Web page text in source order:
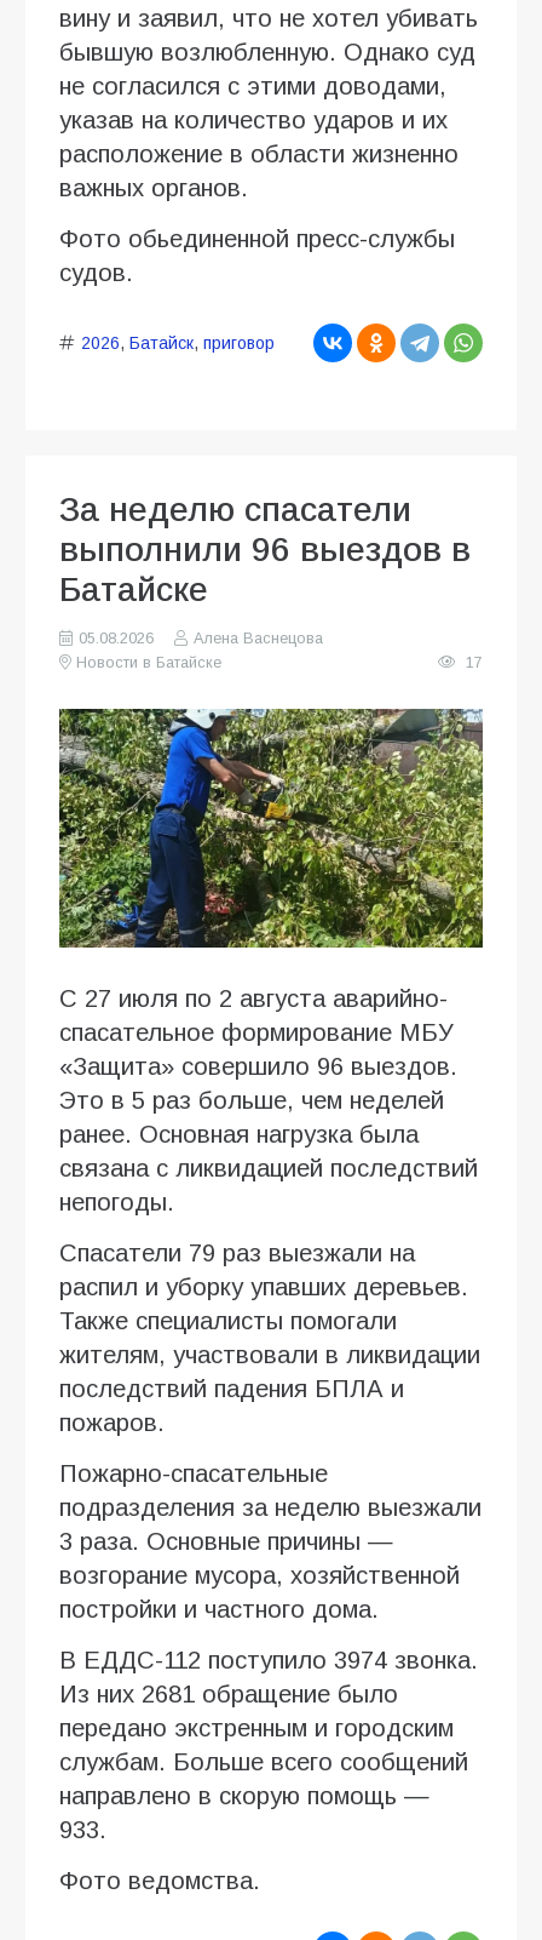
вину и заявил, что не хотел убивать
бывшую возлюбленную. Однако суд
не согласился с этими доводами,
указав на количество ударов и их
расположение в области жизненно
важных органов.
Фото обьединенной пресс-службы
судов.
2026, Батайск, приговор
За неделю спасатели
выполнили 96 выездов в
Батайске
05.08.2026
Алена Васнецова
Новости в Батайске
17
С 27 июля по 2 августа аварийно-
спасательное формирование МБУ
«Защита» совершило 96 выездов.
Это в 5 раз больше, чем неделей
ранее. Основная нагрузка была
связана с ликвидацией последствий
непогоды.
Спасатели 79 раз выезжали на
распил и уборку упавших деревьев.
Также специалисты помогали
жителям, участвовали в ликвидации
последствий падения БПЛА и
пожаров.
Пожарно-спасательные
подразделения за неделю выезжали
3 раза. Основные причины —
возгорание мусора, хозяйственной
постройки и частного дома.
В ЕДДС-112 поступило 3974 звонка.
Из них 2681 обращение было
передано экстренным и городским
службам. Больше всего сообщений
направлено в скорую помощь —
933.
Фото ведомства.